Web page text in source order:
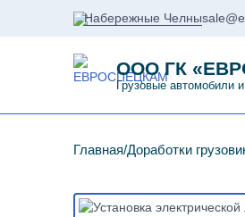
Набережные Челны
ООО ГК
Грузовые автомобили
Главная Доработки